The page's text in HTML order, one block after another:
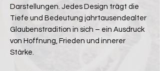
Darstellungen. Jedes Design trägt die
Tiefe und Bedeutung jahrtausendealter
Glaubenstradition in sich – ein Ausdruck
von Hoffnung, Frieden und innerer
Stärke.